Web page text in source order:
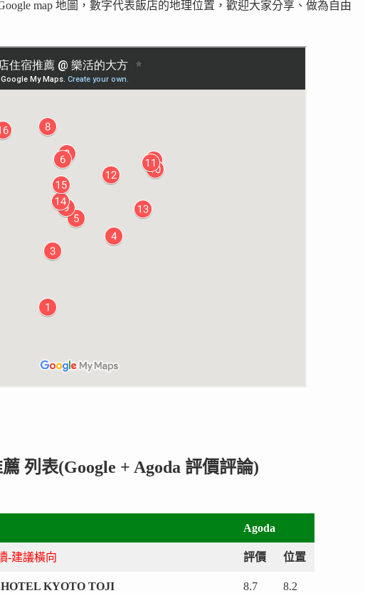
map 地圖，數字代表飯店的地理位置，歡迎大家分享、做為自由
列表(Google + Agoda 評價評論)
Agoda
-建議橫向 評價 位置
KYOTO TOJI
8.7 8.2